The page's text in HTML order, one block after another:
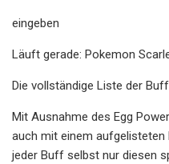
eingeben
Läuft gerade: Pokemon
Die vollständige Liste der
Mit Ausnahme des Egg
auch mit einem
jeder Buff selbst nur diesen